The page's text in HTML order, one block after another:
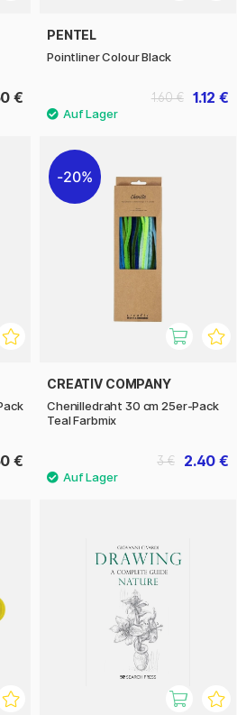
€
PENTEL
Pointliner Colour Black
1.12 €
1.60 €
€
20%
CREATIV COMPANY
Chenilledraht 30 cm 25er-Pack
Teal Farbmix
2.40 €
3 €